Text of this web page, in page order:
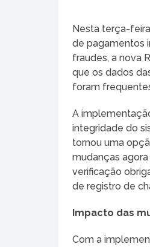
Nesta terça-
de pagamentos
fraudes, a nova
que os dados
foram
A
integridade do
tornou uma
mudanças
verificação
de registro de
Impacto das
Com a